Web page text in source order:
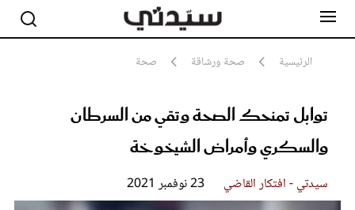
الرئيسية صحة ورشاقة صحة
توابل تمنحك الصحة وتقي من السرطان
والسكري وأمراض الشيخوخة
سيدتي - افتكار القاضي 23 نوفمبر 2021
مشاهير
جمال
سيدتي وطفلك
لايف ستايل